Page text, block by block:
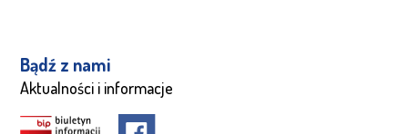
Bądź z nami
Aktualności i informacje